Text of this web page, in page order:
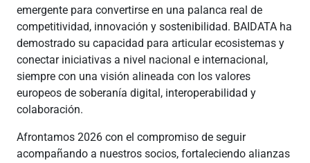
emergente para convertirse en una palanca real de
competitividad, innovación y sostenibilidad. BAIDATA ha
demostrado su capacidad para articular ecosistemas y
conectar iniciativas a nivel nacional e internacional,
siempre con una visión alineada con los valores
europeos de soberanía digital, interoperabilidad y
colaboración.
Afrontamos 2026 con el compromiso de seguir
acompañando a nuestros socios, fortaleciendo alianzas